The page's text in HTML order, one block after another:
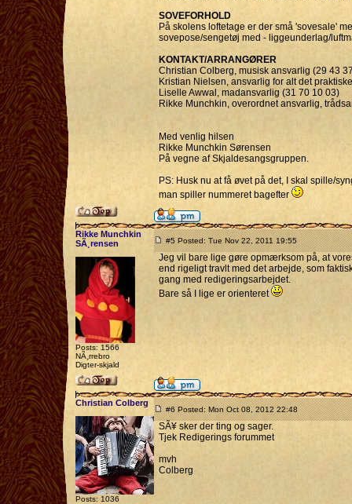
SOVEFORHOLD
På skolens loftetage er der små 'sovesale'
sovepose/sengetøj med - liggeunderlag/
KONTAKT/ARRANGØRER
Christian Colberg, musisk ansvarlig (29 43
Kristian Nielsen, ansvarlig for alt det
Liselle Awwal, madansvarlig (31 70 10 03)
Rikke Munchkin, overordnet ansvarlig,
Med venlig hilsen
Rikke Munchkin Sørensen
På vegne af Skjaldesangsgruppen.
PS: Husk nu at få øvet på det, I skal spille/
man spiller nummeret bagefter
Rikke Munchkin
SÃ¸rensen
Posts: 1566
NÃ¸rrebro
Digter-skjald
#5 Posted: Tue Nov 22, 2011 19:55
Jeg vil bare lige gøre opmærksom på, at
end rigeligt travlt med det arbejde, som
gang med redigeringsarbejdet.
Bare så I lige er orienteret
Christian Colberg
Posts: 1036
#6 Posted: Mon Oct 08, 2012 22:48
SÃ¥ sker der ting og sager.
Tjek Redigerings forummet
mvh
Colberg